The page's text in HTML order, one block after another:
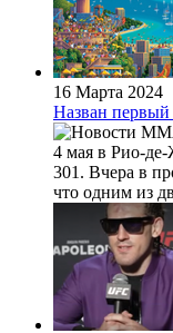
16 Марта 2024
Назван первый
4 мая в Рио-
301. Вчера в
что одним из